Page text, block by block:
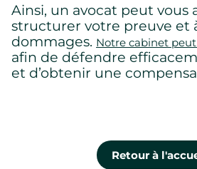
Ainsi, un avocat peut vous
structurer votre preuve et
dommages. Notre cabinet
afin de défendre
et d’obtenir une
Retour à